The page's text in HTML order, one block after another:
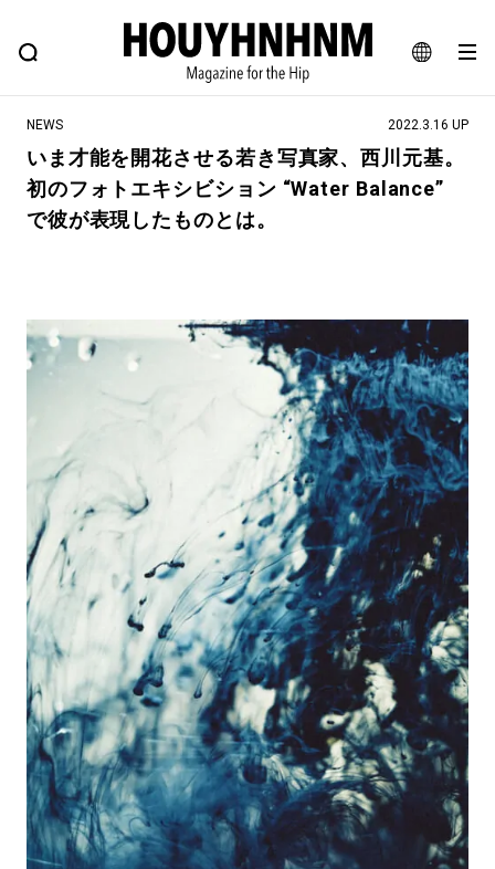
JA
EN
FEATURE BLOG SNAP
ヒップなファッション、カルチャー、ライフスタイルWEBマガジン
#注目のタグ
#NEW VINTAGE #マイナーグッド図鑑
#路地裏てぃーん。 #MONTHLY JOURNAL
#フイナムのYouTube
#Commune H #AH.H
#ととけん #MUSIC #MOVIE
#LIFESTYLE #SNEAKER #OUTDOOR
#SPORTS #HANDSOME HANDBOOK
NEWS 2022.3.16 UP
いま才能を開花させる若き写真家、西川元基。
初のフォトエキシビション “Water Balance”
で彼が表現したものとは。